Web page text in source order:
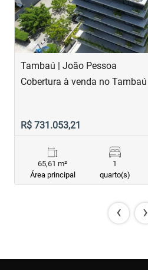
Tambaú | João Pessoa
Cobertura à venda no Tambaú
R$ 731.053,21
65,61 m²
Área principal
1
quarto(s)
‹ ›